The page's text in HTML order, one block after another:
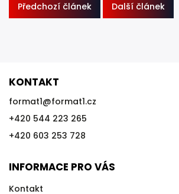
Předchozí článek Další článek
KONTAKT
format1@format1.cz
+420 544 223 265
+420 603 253 728
INFORMACE PRO VÁS
Kontakt